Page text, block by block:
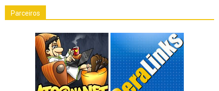
Parceiros